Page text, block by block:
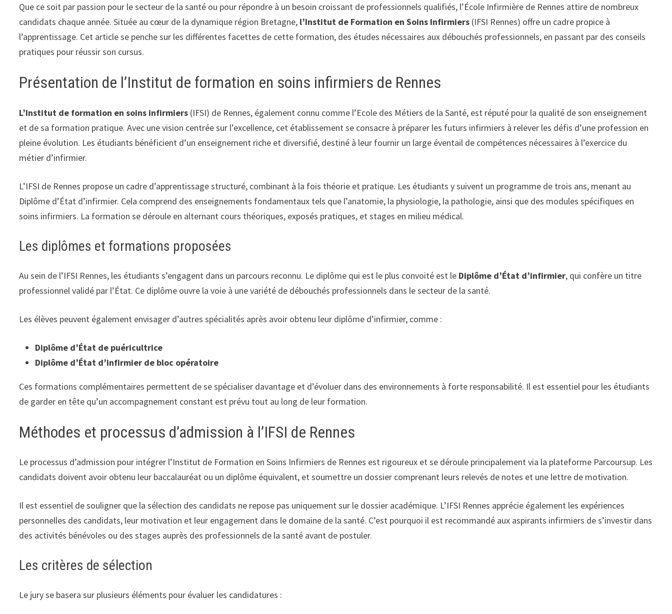
Que ce soit par passion pour le secteur de la santé ou pour répondre à un besoin croissant de professionnels qualifiés, l’École Infirmière de Rennes attire de nombreux
candidats chaque année. Située au cœur de la dynamique région Bretagne, l’Institut de Formation en Soins Infirmiers (IFSI Rennes) offre un cadre propice à
l’apprentissage. Cet article se penche sur les différentes facettes de cette formation, des études nécessaires aux débouchés professionnels, en passant par des conseils
pratiques pour réussir son cursus.
Présentation de l’Institut de formation en soins infirmiers de Rennes
L’Institut de formation en soins infirmiers (IFSI) de Rennes, également connu comme l’Ecole des Métiers de la Santé, est réputé pour la qualité de son enseignement
et de sa formation pratique. Avec une vision centrée sur l’excellence, cet établissement se consacre à préparer les futurs infirmiers à relever les défis d’une profession en
pleine évolution. Les étudiants bénéficient d’un enseignement riche et diversifié, destiné à leur fournir un large éventail de compétences nécessaires à l’exercice du
métier d’infirmier.
L’IFSI de Rennes propose un cadre d’apprentissage structuré, combinant à la fois théorie et pratique. Les étudiants y suivent un programme de trois ans, menant au
Diplôme d’État d’infirmier. Cela comprend des enseignements fondamentaux tels que l’anatomie, la physiologie, la pathologie, ainsi que des modules spécifiques en
soins infirmiers. La formation se déroule en alternant cours théoriques, exposés pratiques, et stages en milieu médical.
Les diplômes et formations proposées
Au sein de l’IFSI Rennes, les étudiants s’engagent dans un parcours reconnu. Le diplôme qui est le plus convoité est le Diplôme d’État d’infirmier, qui confère un titre
professionnel validé par l’État. Ce diplôme ouvre la voie à une variété de débouchés professionnels dans le secteur de la santé.
Les élèves peuvent également envisager d’autres spécialités après avoir obtenu leur diplôme d’infirmier, comme :
Diplôme d’État de puéricultrice
Diplôme d’État d’infirmier de bloc opératoire
Ces formations complémentaires permettent de se spécialiser davantage et d’évoluer dans des environnements à forte responsabilité. Il est essentiel pour les étudiants
de garder en tête qu’un accompagnement constant est prévu tout au long de leur formation.
Méthodes et processus d’admission à l’IFSI de Rennes
Le processus d’admission pour intégrer l’Institut de Formation en Soins Infirmiers de Rennes est rigoureux et se déroule principalement via la plateforme Parcoursup. Les
candidats doivent avoir obtenu leur baccalauréat ou un diplôme équivalent, et soumettre un dossier comprenant leurs relevés de notes et une lettre de motivation.
Il est essentiel de souligner que la sélection des candidats ne repose pas uniquement sur le dossier académique. L’IFSI Rennes apprécie également les expériences
personnelles des candidats, leur motivation et leur engagement dans le domaine de la santé. C’est pourquoi il est recommandé aux aspirants infirmiers de s’investir dans
des activités bénévoles ou des stages auprès des professionnels de la santé avant de postuler.
Les critères de sélection
Le jury se basera sur plusieurs éléments pour évaluer les candidatures :